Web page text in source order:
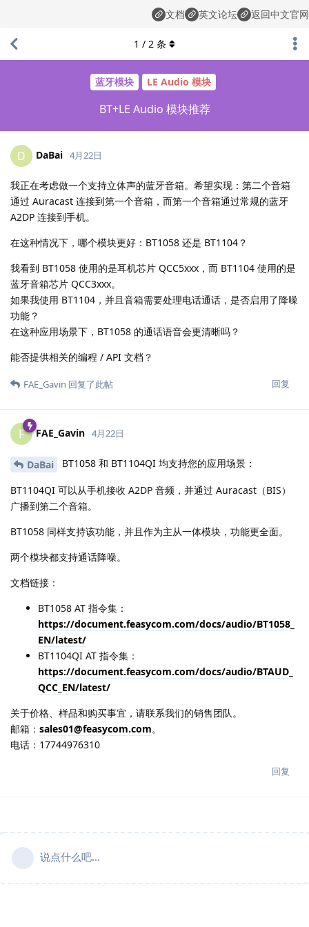
文档 英文论坛 返回中文官网
蓝牙模块 LE Audio 模块
BT+LE Audio 模块推荐
1 / 2 条
D DaBai 4月22日
我正在考虑做一个支持立体声的蓝牙音箱。希望实现：第二个音箱
通过 Auracast 连接到第一个音箱，而第一个音箱通过常规的蓝牙
A2DP 连接到手机。
在这种情况下，哪个模块更好：BT1058 还是 BT1104？
我看到 BT1058 使用的是耳机芯片 QCC5xxx，而 BT1104 使用的是
蓝牙音箱芯片 QCC3xxx。
如果我使用 BT1104，并且音箱需要处理电话通话，是否启用了降噪
功能？
在这种应用场景下，BT1058 的通话语音会更清晰吗？
能否提供相关的编程 / API 文档？
回复
FAE_Gavin 回复了此帖
F FAE_Gavin 4月22日
DaBai BT1058 和 BT1104QI 均支持您的应用场景：
BT1104QI 可以从手机接收 A2DP 音频，并通过 Auracast（BIS）
广播到第二个音箱。
BT1058 同样支持该功能，并且作为主从一体模块，功能更全面。
两个模块都支持通话降噪。
文档链接：
BT1058 AT 指令集：
https://document.feasycom.com/docs/audio/BT1058_
EN/latest/
BT1104QI AT 指令集：
https://document.feasycom.com/docs/audio/BTAUD_
QCC_EN/latest/
关于价格、样品和购买事宜，请联系我们的销售团队。
邮箱： sales01@feasycom.com。
电话：17744976310
回复
说点什么吧...